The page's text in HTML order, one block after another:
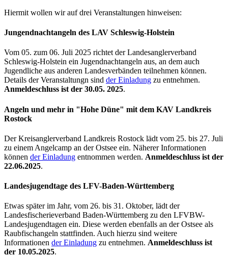
Hiermit wollen wir auf drei Veranstaltungen hinweisen:
Jungendnachtangeln des LAV Schleswig-Holstein
Vom 05. zum 06. Juli 2025 richtet der Landesanglerverband
Schleswig-Holstein ein Jugendnachtangeln aus, an dem auch
Jugendliche aus anderen Landesverbänden teilnehmen können.
Details der Veranstaltungn sind der Einladung zu entnehmen.
Anmeldeschluss ist der 30.05. 2025.
Angeln und mehr in "Hohe Düne" mit dem KAV Landkreis
Rostock
Der Kreisanglerverband Landkreis Rostock lädt vom 25. bis 27. Juli
zu einem Angelcamp an der Ostsee ein. Näherer Informationen
können der Einladung entnommen werden. Anmeldeschluss ist der
22.06.2025.
Landesjugendtage des LFV-Baden-Württemberg
Etwas später im Jahr, vom 26. bis 31. Oktober, lädt der
Landesfischerieverband Baden-Württemberg zu den LFVBW-
Landesjugendtagen ein. Diese werden ebenfalls an der Ostsee als
Raubfischangeln stattfinden. Auch hierzu sind weitere
Informationen der Einladung zu entnehmen. Anmeldeschluss ist
der 10.05.2025.